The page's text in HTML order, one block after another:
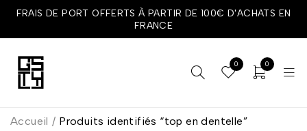
FRAIS DE PORT OFFERTS À PARTIR DE 100€ D'ACHATS EN
FRANCE
0 0
Accueil / Produits identifiés “top en dentelle”